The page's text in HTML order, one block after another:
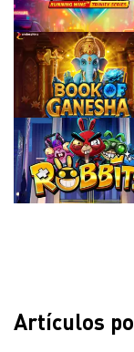
Artículos